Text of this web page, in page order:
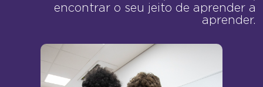
encontrar o seu jeito de aprender a
aprender.